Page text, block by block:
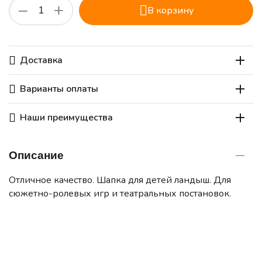
+
− В корзину
Доставка
Варианты оплаты
Наши преимущества
Описание
Отличное качество. Шапка для детей ландыш. Для
сюжетно-ролевых игр и театральных постановок.